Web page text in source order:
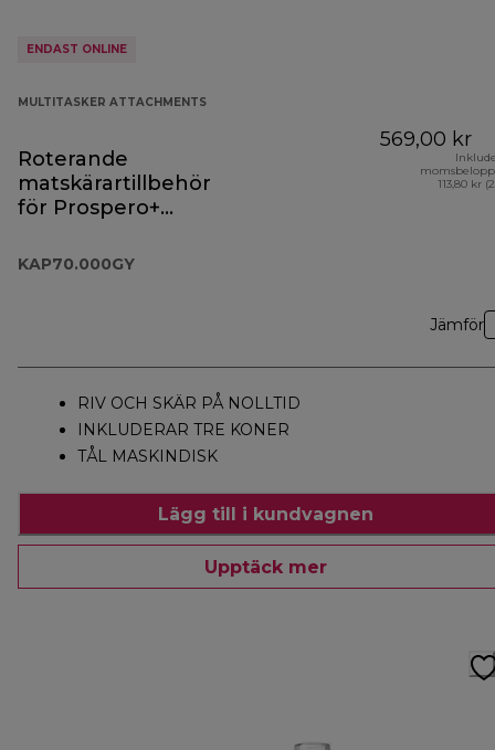
ENDAST ONLINE
MULTITASKER ATTACHMENTS
Roterande
matskärartillbehör
för Prospero+
KAP70.000GY
569,00 kr
113,80 kr
Jämför
RIV OCH SKÄR PÅ NOLLTID
INKLUDERAR TRE KONER
TÅL MASKINDISK
Lägg till i kundvagnen
Upptäck mer